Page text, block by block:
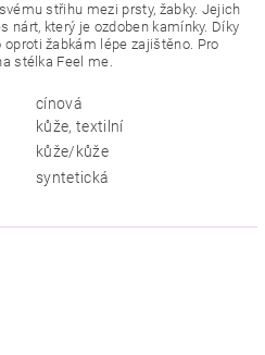
střihu mezi prsty, žabky. Jejich
nárt, který je ozdoben kamínky. Díky
žabkám lépe zajištěno. Pro
stélka Feel me.
cínová
kůže, textilní
kůže/kůže
syntetická